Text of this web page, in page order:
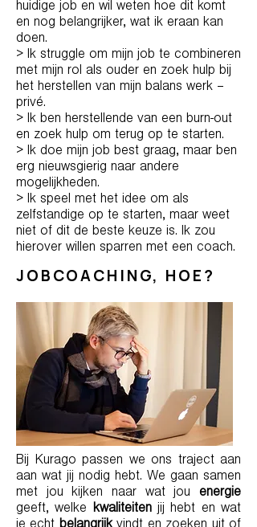
huidige job en wil weten hoe dit komt
en nog belangrijker, wat ik eraan kan
doen.
> Ik struggle om mijn job te combineren
met mijn rol als ouder en zoek hulp bij
het herstellen van mijn balans werk –
privé.
> Ik ben herstellende van een burn-out
en zoek hulp om terug op te starten.
> Ik doe mijn job best graag, maar ben
erg nieuwsgierig naar andere
mogelijkheden.
> Ik speel met het idee om als
zelfstandige op te starten, maar weet
niet of dit de beste keuze is. Ik zou
hierover willen sparren met een coach.
JOBCOACHING, HOE?
Bij Kurago passen we ons traject aan
aan wat jij nodig hebt. We gaan samen
met jou kijken naar wat jou energie
geeft, welke kwaliteitenjij hebt en wat